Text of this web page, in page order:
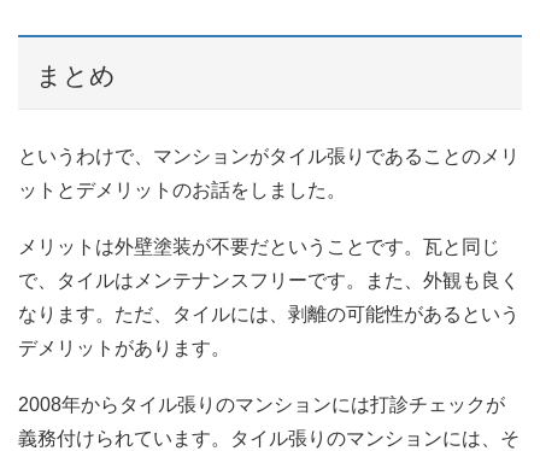
まとめ
というわけで、マンションがタイル張りであることのメリ
ットとデメリットのお話をしました。
メリットは外壁塗装が不要だということです。瓦と同じ
で、タイルはメンテナンスフリーです。また、外観も良く
なります。ただ、タイルには、剥離の可能性があるという
デメリットがあります。
2008年からタイル張りのマンションには打診チェックが
義務付けられています。タイル張りのマンションには、そ